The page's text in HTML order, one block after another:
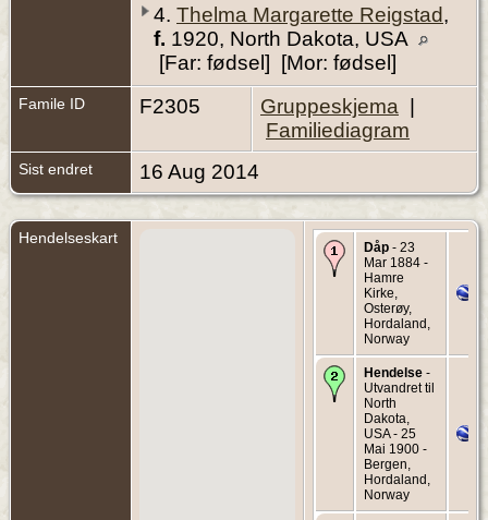
4. Thelma Margarette Reigstad,
f. 1920, North Dakota, USA
[Far: fødsel] [Mor: fødsel]
Famile ID F2305 Gruppeskjema
Familiediagram
Sist endret 16 Aug 2014
Hendelseskart
Dåp - 23
Mar 1884 -
Hamre
Kirke,
Osterøy,
Hordaland,
Norway
Hendelse -
Utvandret til
North
Dakota,
USA - 25
Mai 1900 -
Bergen,
Hordaland,
Norway